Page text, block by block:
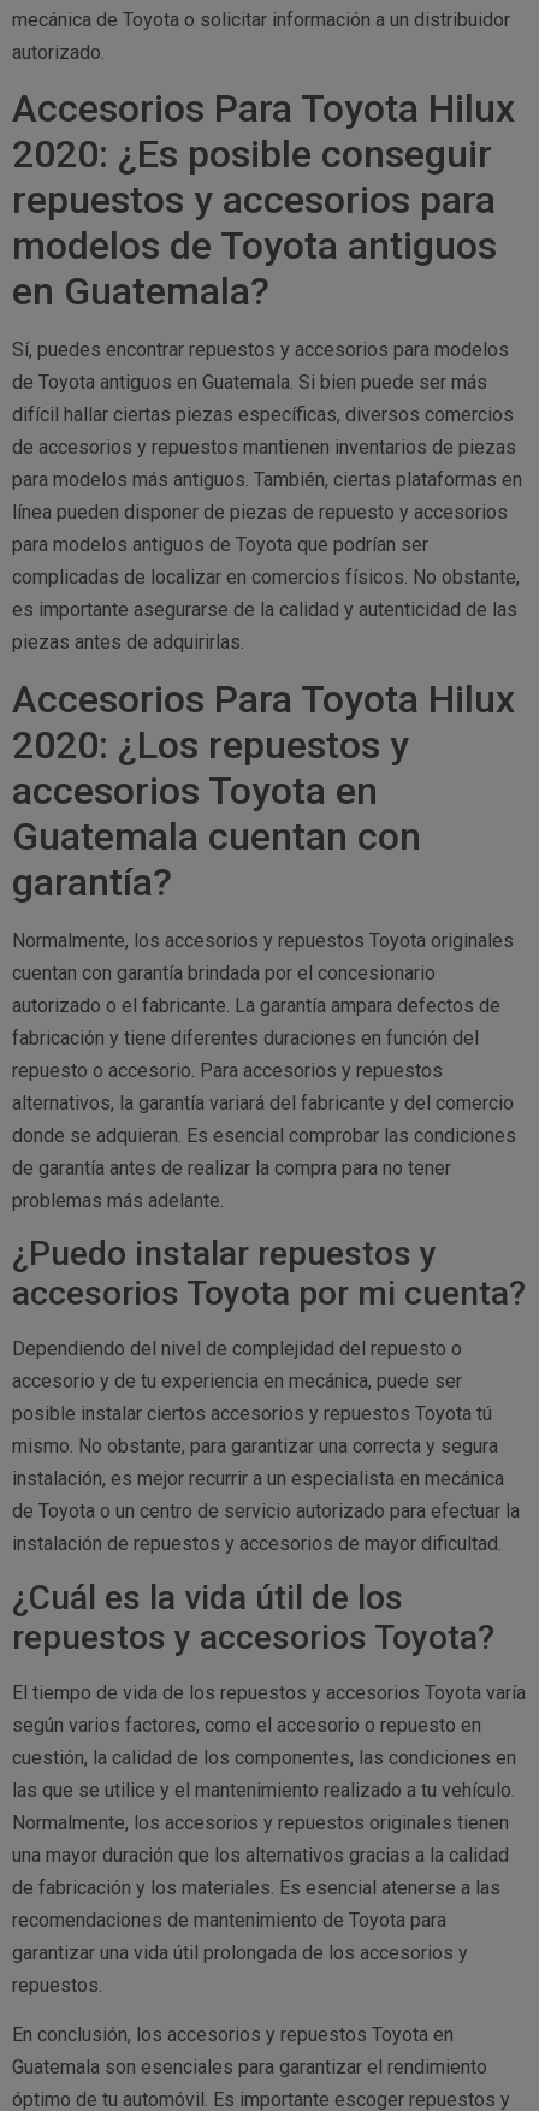
mecánica de Toyota o solicitar información a un distribuidor
autorizado.
Accesorios Para Toyota Hilux
2020: ¿Es posible conseguir
repuestos y accesorios para
modelos de Toyota antiguos
en Guatemala?
Sí, puedes encontrar repuestos y accesorios para modelos
de Toyota antiguos en Guatemala. Si bien puede ser más
difícil hallar ciertas piezas específicas, diversos comercios
de accesorios y repuestos mantienen inventarios de piezas
para modelos más antiguos. También, ciertas plataformas en
línea pueden disponer de piezas de repuesto y accesorios
para modelos antiguos de Toyota que podrían ser
complicadas de localizar en comercios físicos. No obstante,
es importante asegurarse de la calidad y autenticidad de las
piezas antes de adquirirlas.
Accesorios Para Toyota Hilux
2020: ¿Los repuestos y
accesorios Toyota en
Guatemala cuentan con
garantía?
Normalmente, los accesorios y repuestos Toyota originales
cuentan con garantía brindada por el concesionario
autorizado o el fabricante. La garantía ampara defectos de
fabricación y tiene diferentes duraciones en función del
repuesto o accesorio. Para accesorios y repuestos
alternativos, la garantía variará del fabricante y del comercio
donde se adquieran. Es esencial comprobar las condiciones
de garantía antes de realizar la compra para no tener
problemas más adelante.
¿Puedo instalar repuestos y
accesorios Toyota por mi cuenta?
Dependiendo del nivel de complejidad del repuesto o
accesorio y de tu experiencia en mecánica, puede ser
posible instalar ciertos accesorios y repuestos Toyota tú
mismo. No obstante, para garantizar una correcta y segura
instalación, es mejor recurrir a un especialista en mecánica
de Toyota o un centro de servicio autorizado para efectuar la
instalación de repuestos y accesorios de mayor dificultad.
¿Cuál es la vida útil de los
repuestos y accesorios Toyota?
El tiempo de vida de los repuestos y accesorios Toyota varía
según varios factores, como el accesorio o repuesto en
cuestión, la calidad de los componentes, las condiciones en
las que se utilice y el mantenimiento realizado a tu vehículo.
Normalmente, los accesorios y repuestos originales tienen
una mayor duración que los alternativos gracias a la calidad
de fabricación y los materiales. Es esencial atenerse a las
recomendaciones de mantenimiento de Toyota para
garantizar una vida útil prolongada de los accesorios y
repuestos.
En conclusión, los accesorios y repuestos Toyota en
Guatemala son esenciales para garantizar el rendimiento
óptimo de tu automóvil. Es importante escoger repuestos y